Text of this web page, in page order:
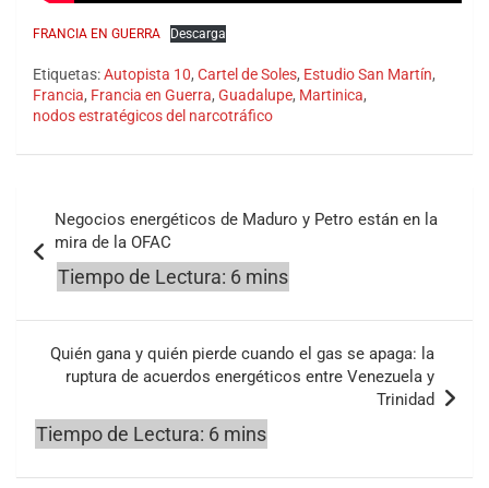
FRANCIA EN GUERRA Descarga
Etiquetas:Autopista 10, Cartel de Soles, Estudio San Martín,
Francia, Francia en Guerra, Guadalupe, Martinica,
nodos estratégicos del narcotráfico
de
entradas
Negocios energéticos de Maduro y Petro están en la
mira de la OFAC
Quién gana y quién pierde cuando el gas se apaga: la
ruptura de acuerdos energéticos entre Venezuela y
Trinidad